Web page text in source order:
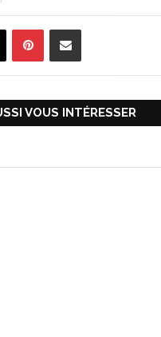
VOUS INTÉRESSER